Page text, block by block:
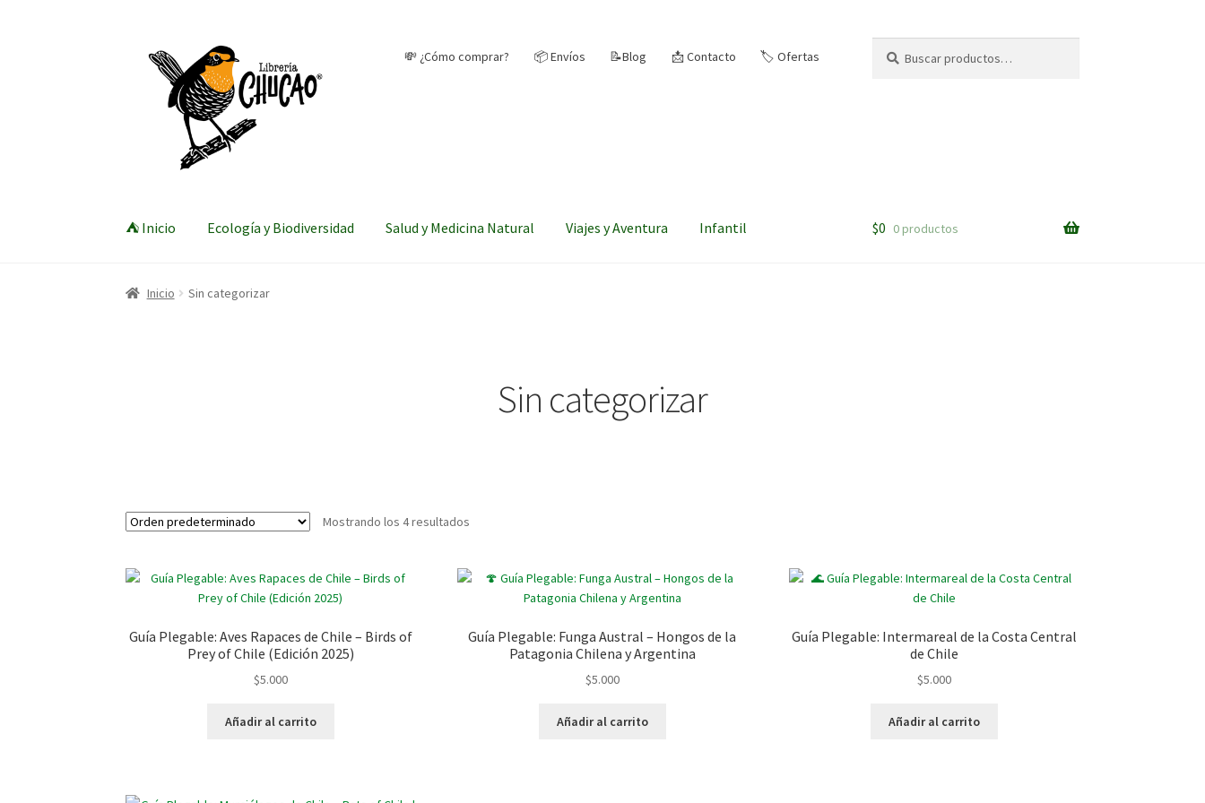
navegación
contenido
💸 ¿Cómo comprar? 📦 Envíos 📝Blog 📩 Contacto 🏷️ Ofertas
por:
⛺ Inicio Ecología y Biodiversidad Salud y Medicina Natural Viajes y Aventura Infantil $0 0 productos
Inicio Sin categorizar
Sin categorizar
Mostrando los 4 resultados
Guía Plegable: Aves Rapaces de Chile – Birds of
Prey of Chile (Edición 2025)
$5.000
Añadir al carrito
Guía Plegable: Funga Austral – Hongos de la
Patagonia Chilena y Argentina
$5.000
Añadir al carrito
Guía Plegable: Intermareal de la Costa Central
de Chile
$5.000
Añadir al carrito